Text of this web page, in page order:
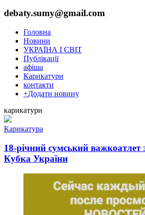
debaty.sumy@gmail.com
Головна
Новини
УКРАЇНА І СВІТ
Публікації
афіша
Карикатури
контакти
+Додати новину
карикатури
Карикатура
18-річний сумський важкоатлет
Кубка України